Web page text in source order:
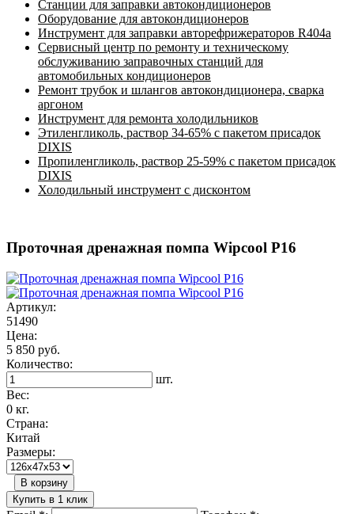
Станции для заправки автокондиционеров
Оборудование для автокондиционеров
Инструмент для заправки авторефрижераторов R404a
Сервисный центр по ремонту и техническому
обслуживанию заправочных станций для
автомобильных кондиционеров
Ремонт трубок и шлангов автокондиционера, сварка
аргоном
Инструмент для ремонта холодильников
Этиленгликоль, раствор 34-65% с пакетом присадок
DIXIS
Пропиленгликоль, раствор 25-59% с пакетом присадок
DIXIS
Холодильный инструмент с дисконтом
Проточная дренажная помпа Wipcool Р16
Артикул:
51490
Цена:
5 850 руб.
Количество:
шт.
Вес:
0 кг.
Страна:
Китай
Размеры:
В корзину
Купить в 1 клик